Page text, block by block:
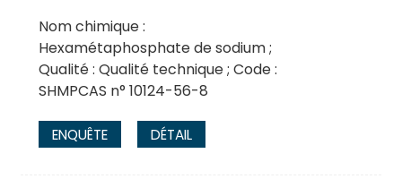
Nom chimique :
Hexamétaphosphate de sodium ;
Qualité : Qualité technique ; Code :
SHMPCAS n° 10124-56-8
ENQUÊTE DÉTAIL